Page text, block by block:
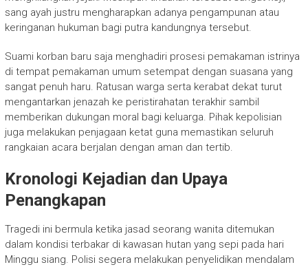
sang ayah justru mengharapkan adanya pengampunan atau
keringanan hukuman bagi putra kandungnya tersebut.
Suami korban baru saja menghadiri prosesi pemakaman istrinya
di tempat pemakaman umum setempat dengan suasana yang
sangat penuh haru. Ratusan warga serta kerabat dekat turut
mengantarkan jenazah ke peristirahatan terakhir sambil
memberikan dukungan moral bagi keluarga. Pihak kepolisian
juga melakukan penjagaan ketat guna memastikan seluruh
rangkaian acara berjalan dengan aman dan tertib.
Kronologi Kejadian dan Upaya
Penangkapan
Tragedi ini bermula ketika jasad seorang wanita ditemukan
dalam kondisi terbakar di kawasan hutan yang sepi pada hari
Minggu siang. Polisi segera melakukan penyelidikan mendalam